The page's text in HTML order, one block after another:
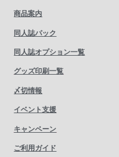
商品案内
同人誌パック
同人誌オプション一覧
グッズ印刷一覧
〆切情報
イベント支援
キャンペーン
ご利用ガイド